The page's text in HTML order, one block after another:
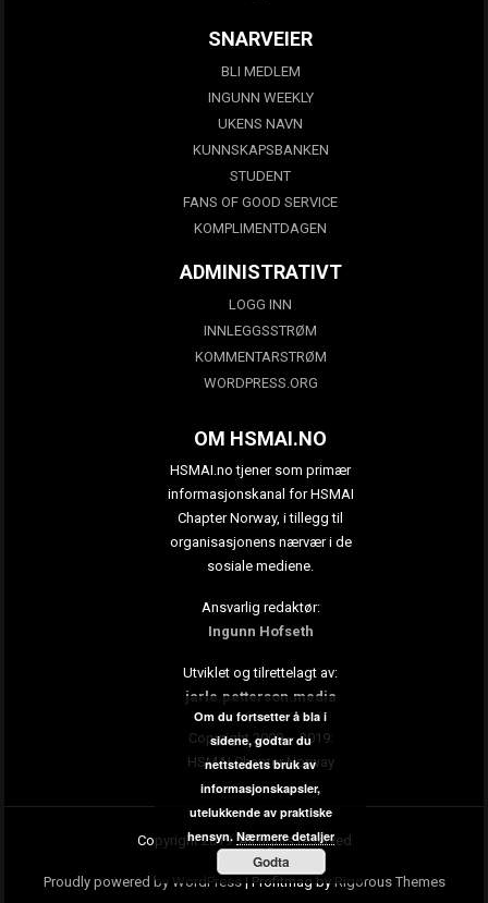
SNARVEIER
BLI MEDLEM
INGUNN WEEKLY
UKENS NAVN
KUNNSKAPSBANKEN
STUDENT
FANS OF GOOD SERVICE
KOMPLIMENTDAGEN
ADMINISTRATIVT
LOGG INN
INNLEGGSSTRØM
KOMMENTARSTRØM
WORDPRESS.ORG
OM HSMAI.NO
HSMAI.no tjener som primær
informasjonskanal for HSMAI
Chapter Norway, i tillegg til
organisasjonens nærvær i de
sosiale mediene.
Ansvarlig redaktør:
Ingunn Hofseth
Utviklet og tilrettelagt av:
jarle.petterson.media
Copyright 2009 – 2019:
HSMAI Chapter Norway
Copyright 2019. All rights reserved
Proudly powered by WordPress | Profitmag by Rigorous Themes
Om du fortsetter å bla i
sidene, godtar du
nettstedets bruk av
informasjonskapsler,
utelukkende av praktiske
hensyn. Nærmere detaljer
Godta